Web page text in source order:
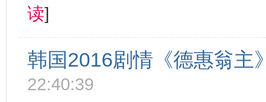
读]
韩国2016剧情《德惠翁主
22:40:39